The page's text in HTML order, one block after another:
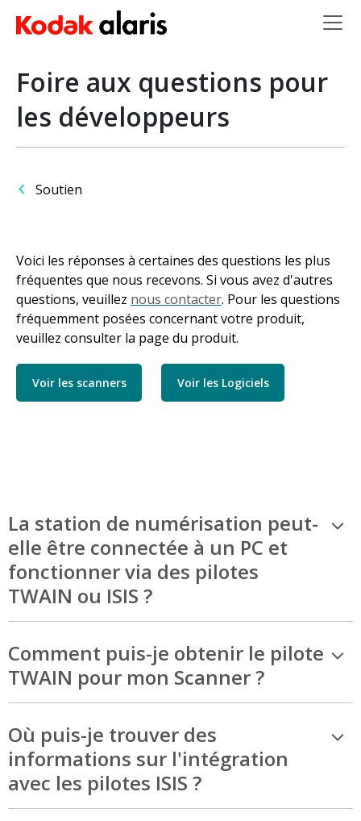
Skip to main content
Foire aux questions pour
les développeurs
Soutien
Voici les réponses à certaines des questions les plus
fréquentes que nous recevons. Si vous avez d'autres
questions, veuillez nous contacter. Pour les questions
fréquemment posées concernant votre produit,
veuillez consulter la page du produit.
Voir les scanners Voir les Logiciels
La station de numérisation peut-
elle être connectée à un PC et
fonctionner via des pilotes
TWAIN ou ISIS ?
Comment puis-je obtenir le pilote
TWAIN pour mon Scanner ?
Où puis-je trouver des
informations sur l'intégration
avec les pilotes ISIS ?